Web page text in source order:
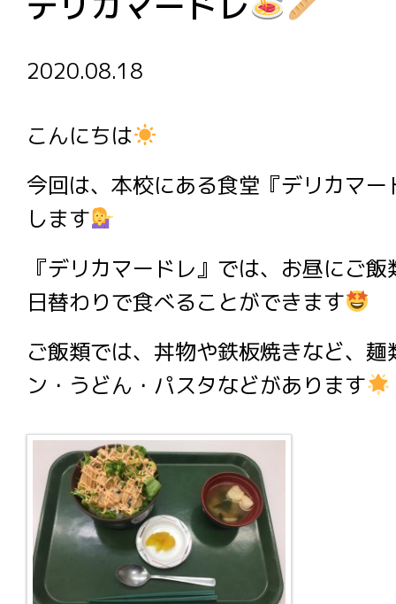
2020.08.18
こんにちは
今回は、本校にある食堂『デリカマ
します
『デリカマードレ』では、お昼にご
日替わりで食べることができます
ご飯類では、丼物や鉄板焼きなど、
ン・うどん・パスタなどがあります